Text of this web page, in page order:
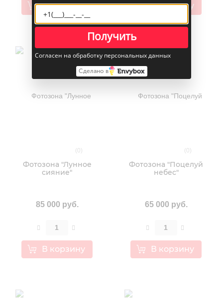
В корзину В корзину
(0)
Фотозона "Лунное
сияние"
85 000 руб.
В корзину
(0)
Фотозона "Поцелуй
небес"
65 000 руб.
В корзину
Получить
Согласен на обработку персональных данных
Сделано в